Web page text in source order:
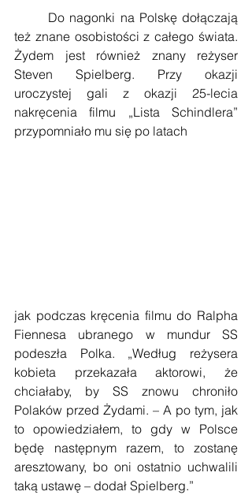
też znane osobistości z całego świata.
Żydem jest również znany reżyser
Steven Spielberg. Przy okazji
uroczystej gali z okazji 25-lecia
nakręcenia filmu „Lista Schindlera”
przypomniało mu się po latach
jak podczas kręcenia filmu do Ralpha
Fiennesa ubranego w mundur SS
podeszła Polka. „Według reżysera
kobieta przekazała aktorowi, że
chciałaby, by SS znowu chroniło
Polaków przed Żydami. – A po tym, jak
to opowiedziałem, to gdy w Polsce
będę następnym razem, to zostanę
aresztowany, bo oni ostatnio uchwalili
taką ustawę – dodał Spielberg.”